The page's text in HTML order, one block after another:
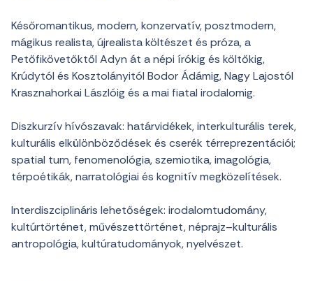
Későromantikus, modern, konzervatív, posztmodern,
mágikus realista, újrealista költészet és próza, a
Petőfikövetőktől Adyn át a népi írókig és költőkig,
Krúdytól és Kosztolányitól Bodor Ádámig, Nagy Lajostól
Krasznahorkai Lászlóig és a mai fiatal irodalomig.
Diszkurzív hívószavak: határvidékek, interkulturális terek,
kulturális elkülönböződések és cserék térreprezentációi;
spatial turn, fenomenológia, szemiotika, imagológia,
térpoétikák, narratológiai és kognitív megközelítések.
Interdiszciplináris lehetőségek: irodalomtudomány,
kultúrtörténet, művészettörténet, néprajz–kulturális
antropológia, kultúratudományok, nyelvészet.